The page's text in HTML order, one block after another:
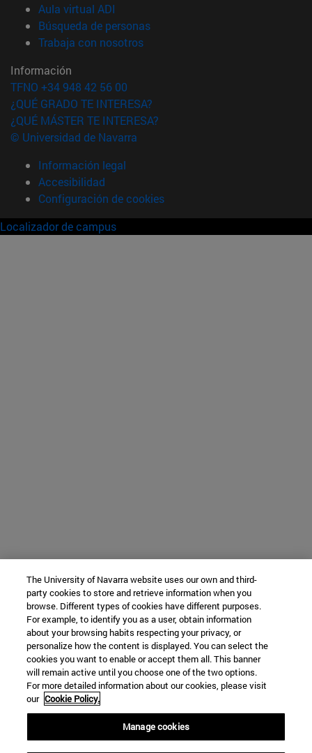
Aula virtual ADI
Búsqueda de personas(abre en nueva ventana)
Trabaja con nosotros(abre en nueva ventana)
Información
TFNO +34 948 42 56 00
¿QUÉ GRADO TE INTERESA?
¿QUÉ MÁSTER TE INTERESA?
© Universidad de Navarra
Información legal
Accesibilidad
Configuración de cookies
Localizador de campus
The University of Navarra website uses our own and third-
party cookies to store and retrieve information when you
browse. Different types of cookies have different purposes.
For example, to identify you as a user, obtain information
about your browsing habits respecting your privacy, or
personalize how the content is displayed. You can select the
cookies you want to enable or accept them all. This banner
will remain active until you choose one of the two options.
For more detailed information about our cookies, please visit
our Cookie Policy.
Manage cookies